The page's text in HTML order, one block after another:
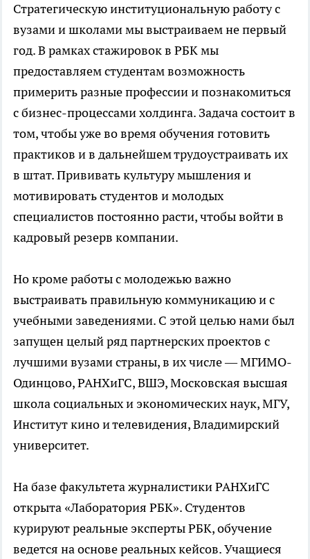
Стратегическую институциональную работу с
вузами и школами мы выстраиваем не первый
год. В рамках стажировок в РБК мы
предоставляем студентам возможность
примерить разные профессии и познакомиться
с бизнес-процессами холдинга. Задача состоит в
том, чтобы уже во время обучения готовить
практиков и в дальнейшем трудоустраивать их
в штат. Прививать культуру мышления и
мотивировать студентов и молодых
специалистов постоянно расти, чтобы войти в
кадровый резерв компании.
Но кроме работы с молодежью важно
выстраивать правильную коммуникацию и с
учебными заведениями. С этой целью нами был
запущен целый ряд партнерских проектов с
лучшими вузами страны, в их числе — МГИМО-
Одинцово, РАНХиГС, ВШЭ, Московская высшая
школа социальных и экономических наук, МГУ,
Институт кино и телевидения, Владимирский
университет.
На базе факультета журналистики РАНХиГС
открыта «Лаборатория РБК». Студентов
курируют реальные эксперты РБК, обучение
ведется на основе реальных кейсов. Учащиеся